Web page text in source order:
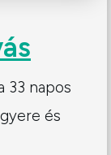
33 napos
és